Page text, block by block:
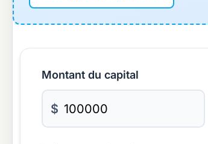
Montant du capital
$